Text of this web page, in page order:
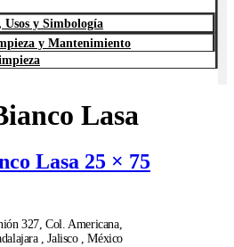
Usos y Simbología
y Mantenimiento
Lasa
Lasa 25 × 75
327, Col. Americana,
, Jalisco , México